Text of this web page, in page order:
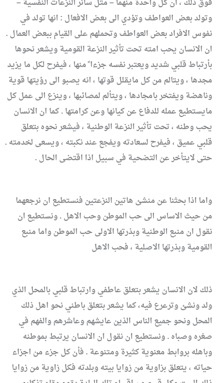
فوق ذلك ، ان كل واحدة منهما – مثل سائر النزعات النفسية –
وتولد بعض العواطف وتؤدي الى بعض الافعال : انها تولد في
نفوس الافراد بعض العواطف وتحملهم على القيام ببعض العمال .
ان الانسان يحب امته تحت تأثير النزعة القومية ويشعر نحوها
بأرتباط قلبي شديد ويعتبر نفسه جزءا ً منها ، فيفرح لكل ما يزيد
مجدها ، ويتالم من كل مايقلل قوتها ، انه يصبو الى رؤيتها قوية
وناهضة ويفتخر بامجادها ، ويتألم لمصائبها ، وينزع الى عمل كل
مايستطيع عمله للدفاع عن كيانها وعن كرامتها . كما ان الانسان
يحب وطنه ، تحت تأثير النزعة الوطنية ، فيشعر نحوه بتعلق
قلبي عميق ، فيفرح لسعادته ويفجع عند نكبته ، ويسعى لخدمته .
حتى لايتأخر عن التضحية في سبيل اذا اقتضى الحال .
واما اذا بحثنا عن منشئ هاتين النزعتين فنستطيع ان نرجعهما
من حيث الاساس الى حب الموطن وحب الاهل . ونستطيع ان
نقول ان منبع الوطنية وبذرتها الاولى حب الموطن واما منبع
القومية وبذرتها الاصلية ، فحب الاهل
ذلك لان الانسان يشعر بتعلق عاطفي وارتباط قلبي بالمحل الذي
ولد ونشئ وترعرع فيه، كما يشعر بتعلق باطني نحو اهل ذلك
المحل ونحو جميع الناس الذين عايشهم وعاشرهم والفهم في
صغره وصباه . ونستطيع ان نقول ان الانسان يرتبط بموطنه
وباهله بروابط معنوية كثيرة ومتنوعة . فأن كل جزء من اجزاء
حياته ، يتعلق بزاوية من زوايا بيته وبلدته فكل زاوية من زوايا